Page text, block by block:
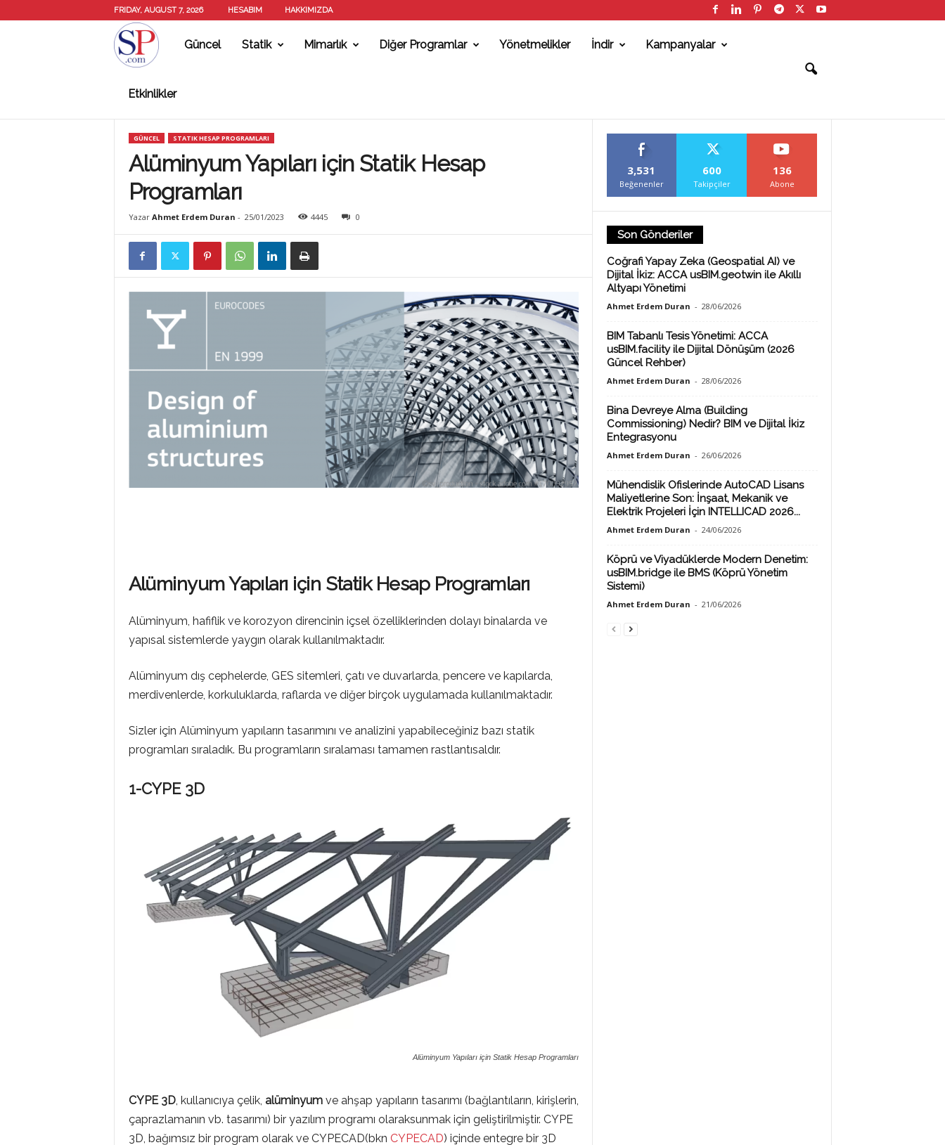
FRIDAY, AUGUST 7, 2026 HESABIM HAKKIMIZDA
T
A
İ
K
O
G
A
M
A
R
Güncel Statik Mimarlık Diğer Programlar Yönetmelikler İndir Kampanyalar
Etkinlikler
GÜNCEL STATIK HESAP PROGRAMLARI
Alüminyum Yapıları için Statik Hesap
Programları
Yazar Ahmet Erdem Duran - 25/01/2023 4445 0
Alüminyum Yapıları için Statik Hesap Programları
Alüminyum, hafiflik ve korozyon direncinin içsel özelliklerinden dolayı binalarda ve
yapısal sistemlerde yaygın olarak kullanılmaktadır.
Alüminyum dış cephelerde, GES sitemleri, çatı ve duvarlarda, pencere ve kapılarda,
merdivenlerde, korkuluklarda, raflarda ve diğer birçok uygulamada kullanılmaktadır.
Sizler için Alüminyum yapıların tasarımını ve analizini yapabileceğiniz bazı statik
programları sıraladık. Bu programların sıralaması tamamen rastlantısaldır.
1-CYPE 3D
Alüminyum Yapıları için Statik Hesap Programları
CYPE 3D, kullanıcıya çelik, alüminyumve ahşap yapıların tasarımı (bağlantıların, kirişlerin,
çaprazlamanın vb. tasarımı) bir yazılım programı olaraksunmak için geliştirilmiştir. CYPE
3D, bağımsız bir program olarak ve CYPECAD(bkn CYPECAD) içinde entegre bir 3D
3,531
Beğenenler
600
Takipçiler
136
Abone
Son Gönderiler
Coğrafi Yapay Zeka (Geospatial AI) ve
Dijital İkiz: ACCA usBIM.geotwin ile Akıllı
Altyapı Yönetimi
Ahmet Erdem Duran - 28/06/2026
BIM Tabanlı Tesis Yönetimi: ACCA
usBIM.facility ile Dijital Dönüşüm (2026
Güncel Rehber)
Ahmet Erdem Duran - 28/06/2026
Bina Devreye Alma (Building
Commissioning) Nedir? BIM ve Dijital İkiz
Entegrasyonu
Ahmet Erdem Duran - 26/06/2026
Mühendislik Ofislerinde AutoCAD Lisans
Maliyetlerine Son: İnşaat, Mekanik ve
Elektrik Projeleri İçin INTELLICAD 2026...
Ahmet Erdem Duran - 24/06/2026
Köprü ve Viyadüklerde Modern Denetim:
usBIM.bridge ile BMS (Köprü Yönetim
Sistemi)
Ahmet Erdem Duran - 21/06/2026